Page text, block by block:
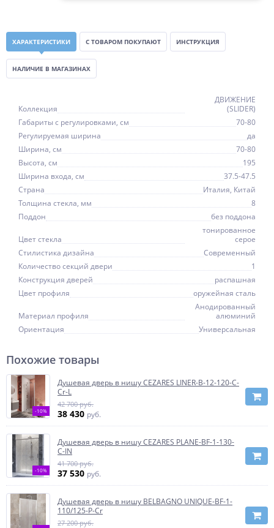
ХАРАКТЕРИСТИКИ С ТОВАРОМ ПОКУПАЮТ ИНСТРУКЦИЯ
НАЛИЧИЕ В МАГАЗИНАХ
Коллекция
ДВИЖЕНИЕ
(SLIDER)
Габариты с регулировками, см
70-80
Регулируемая ширина
да
Ширина, см
70-80
Высота, см
195
Ширина входа, см
37.5-47.5
Страна
Италия, Китай
Толщина стекла, мм
8
Поддон
без поддона
Цвет стекла
тонированное
серое
Стилистика дизайна
Современный
Количество секций двери
1
Конструкция дверей
распашная
Цвет профиля
оружейная сталь
Материал профиля
Анодированный
алюминий
Ориентация
Универсальная
Похожие товары
-10%
Душевая дверь в нишу CEZARES LINER-B-12-120-C-
Cr-L
42 700 руб.
38 430 руб.
-10%
Душевая дверь в нишу CEZARES PLANE-BF-1-130-
C-IN
41 700 руб.
37 530 руб.
Душевая дверь в нишу BELBAGNO UNIQUE-BF-1-
110/125-P-Cr
27 200 руб.